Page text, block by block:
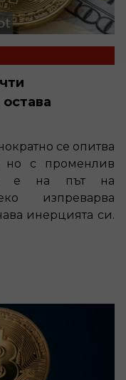
се опитва
но с променлив
е на път на
изпреварва
инерцията си.